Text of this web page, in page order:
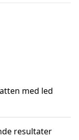
med led
resultater